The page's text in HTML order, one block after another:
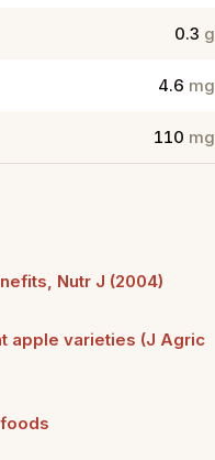
0.3 g
4.6 mg
110 mg
Nutr J (2004)
apple varieties (J Agric